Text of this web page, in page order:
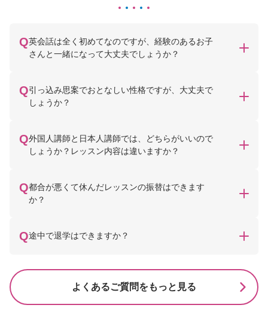
英会話は全く初めてなのですが、経験のあるお子
さんと一緒になって大丈夫でしょうか？
引っ込み思案でおとなしい性格ですが、大丈夫で
しょうか？
外国人講師と日本人講師では、どちらがいいので
しょうか？レッスン内容は違いますか？
都合が悪くて休んだレッスンの振替はできます
か？
途中で退学はできますか？
よくあるご質問をもっと見る